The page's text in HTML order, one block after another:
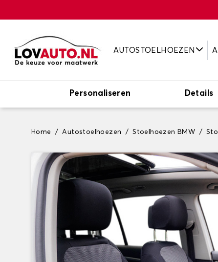
AUTOSTOELHOEZEN
Personaliseren Details
Home Autostoelhoezen Stoelhoezen BMW